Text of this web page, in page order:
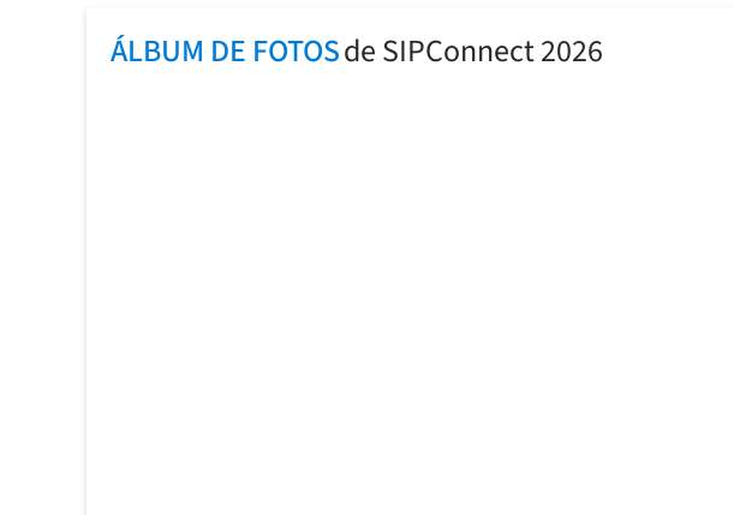
ÁLBUM DE FOTOSde SIPConnect 2026